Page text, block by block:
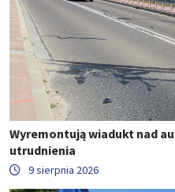
Wyremontują wiadukt nad
utrudnienia
9 sierpnia 2026